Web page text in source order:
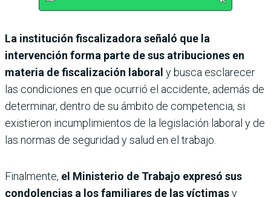
La institución fiscalizadora señaló que la
intervención forma parte de sus atribuciones en
materia de fiscalización laboral y busca esclarecer
las condiciones en que ocurrió el accidente, además de
determinar, dentro de su ámbito de competencia, si
existieron incumplimientos de la legislación laboral y de
las normas de seguridad y salud en el trabajo.
Finalmente, el Ministerio de Trabajo expresó sus
condolencias a los familiares de las víctimasy